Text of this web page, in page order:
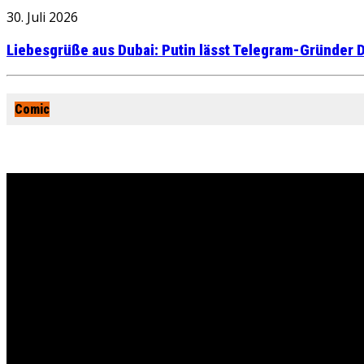
30. Juli 2026
Liebesgrüße aus Dubai: Putin lässt Telegram-Gründer
Comic